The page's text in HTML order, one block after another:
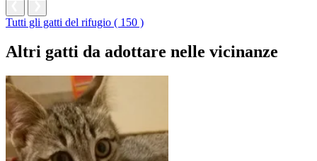
Tutti gli gatti del rifugio ( 150 )
Altri gatti da adottare nelle vicinanze